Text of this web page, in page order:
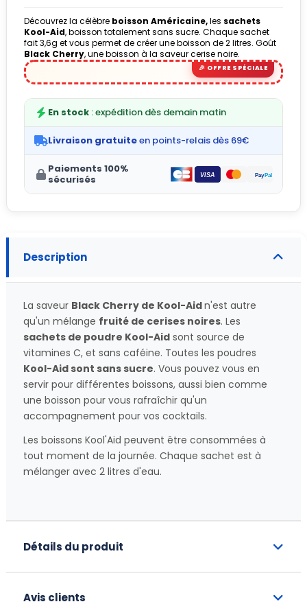
(4 avis)
Découvrez la célèbre boisson Américaine,les sachets
Kool-Aid, boisson totalement sans sucre. Chaque sachet
fait 3,6g et vous permet de créer une boisson de 2 litres. Goût
Black Cherry, une boisson à la saveur cerise noire.
En stock : expédition dès demain matin
Livraison gratuiteen points-relais dès 69€
Paiements 100%
sécurisés
Description
La saveur Black Cherry de Kool-Aidn'est autre
qu'un mélange fruité de cerises noires. Les
sachets de poudre Kool-Aid sont source de
vitamines C, et sans caféine. Toutes les poudres
Kool-Aid sont sans sucre. Vous pouvez vous en
servir pour différentes boissons, aussi bien comme
une boisson pour vous rafraîchir qu'un
accompagnement pour vos cocktails.
Les boissons Kool'Aid peuvent être consommées à
tout moment de la journée. Chaque sachet est à
mélanger avec 2 litres d'eau.
Détails du produit
Avis clients